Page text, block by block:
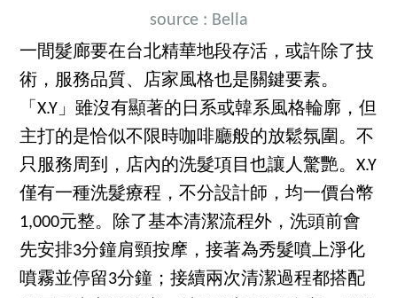
source : Bella
一間髮廊要在台北精華地段存活，或許除了技
術，服務品質、店家風格也是關鍵要素。
「X.Y」雖沒有顯著的日系或韓系風格輪廓，但
主打的是恰似不限時咖啡廳般的放鬆氛圍。不
只服務周到，店內的洗髮項目也讓人驚艷。X.Y
僅有一種洗髮療程，不分設計師，均一價台幣
1,000元整。除了基本清潔流程外，洗頭前會
先安排3分鐘肩頸按摩，接著為秀髮噴上淨化
噴霧並停留3分鐘；接續兩次清潔過程都搭配